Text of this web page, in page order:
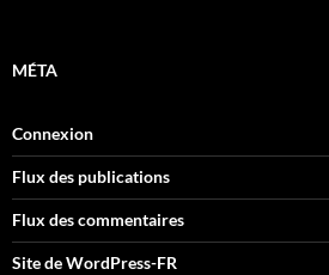
MÉTA
Connexion
Flux des publications
Flux des commentaires
Site de WordPress-FR